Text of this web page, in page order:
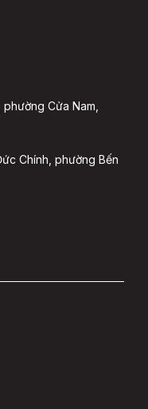
Cửa Nam,
Chính, phường Bến